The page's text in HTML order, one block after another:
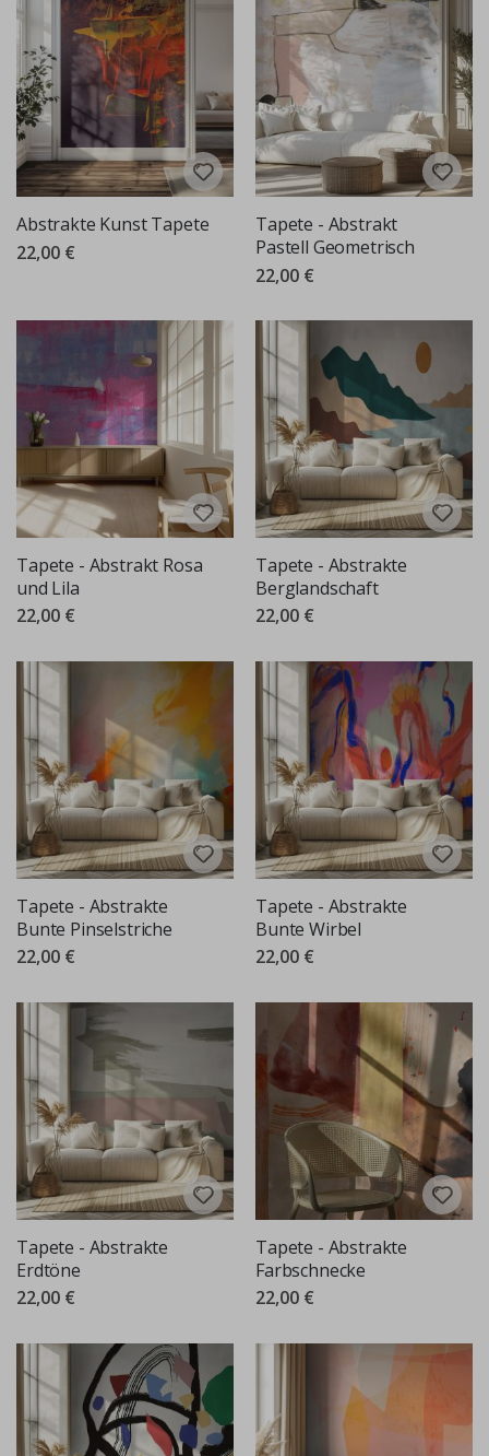
Abstrakte Kunst Tapete
22,00 €
Tapete - Abstrakt
Pastell Geometrisch
22,00 €
Tapete - Abstrakt Rosa
und Lila
22,00 €
Tapete - Abstrakte
Berglandschaft
22,00 €
Tapete - Abstrakte
Bunte Pinselstriche
22,00 €
Tapete - Abstrakte
Bunte Wirbel
22,00 €
Tapete - Abstrakte
Erdtöne
22,00 €
Tapete - Abstrakte
Farbschnecke
22,00 €